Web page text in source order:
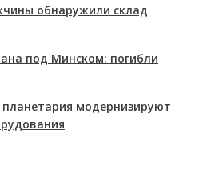
обнаружили склад
под Минском: погибли
модернизируют